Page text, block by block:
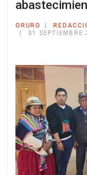
ORURO
01 SEPTIEMBRE